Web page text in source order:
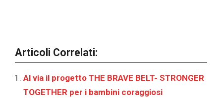
Articoli Correlati:
Al via il progetto THE BRAVE BELT- STRONGER
TOGETHER per i bambini coraggiosi